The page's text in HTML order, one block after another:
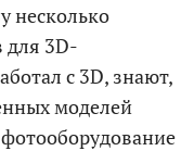
несколько
для 3D-
с 3D, знают,
моделей